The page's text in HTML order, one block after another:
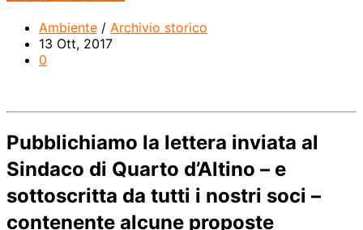
Ambiente / Archivio storico
13 Ott, 2017
0
Pubblichiamo la lettera inviata al
Sindaco di Quarto d’Altino – e
sottoscritta da tutti i nostri soci –
contenente alcune proposte